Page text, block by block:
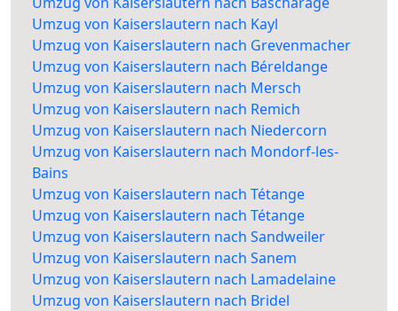
Umzug von Kaiserslautern nach Kayl
Umzug von Kaiserslautern nach Grevenmacher
Umzug von Kaiserslautern nach Béreldange
Umzug von Kaiserslautern nach Mersch
Umzug von Kaiserslautern nach Remich
Umzug von Kaiserslautern nach Niedercorn
Umzug von Kaiserslautern nach Mondorf-les-
Bains
Umzug von Kaiserslautern nach Tétange
Umzug von Kaiserslautern nach Tétange
Umzug von Kaiserslautern nach Sandweiler
Umzug von Kaiserslautern nach Sanem
Umzug von Kaiserslautern nach Lamadelaine
Umzug von Kaiserslautern nach Bridel